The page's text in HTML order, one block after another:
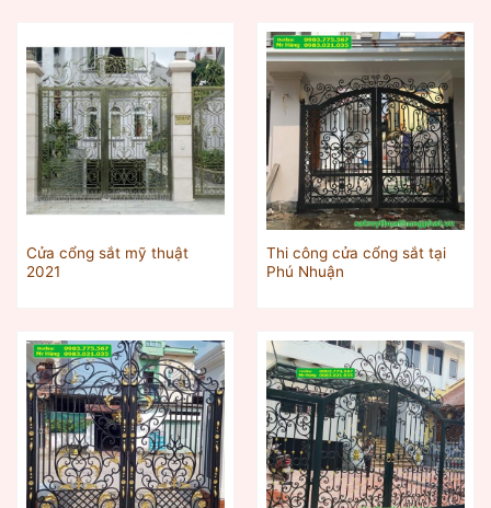
Cửa cổng sắt mỹ thuật
2021
Thi công cửa cổng sắt tại
Phú Nhuận